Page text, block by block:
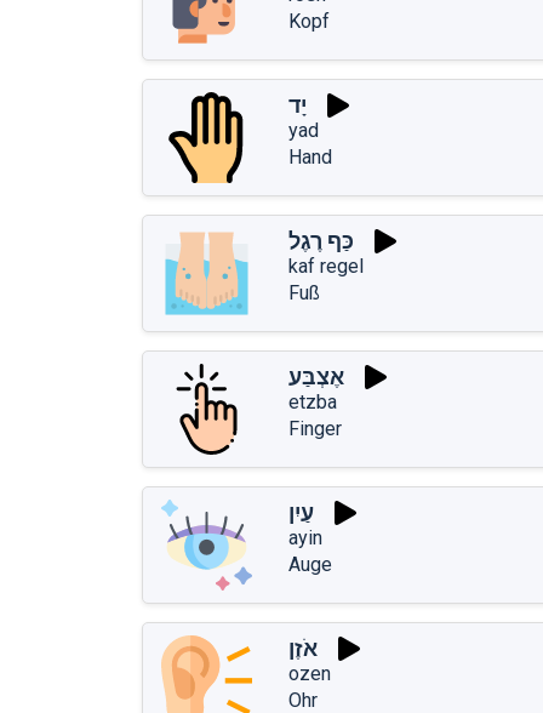
Kopf
יָד
yad
Hand
כַּף רֶגֶל
kaf regel
Fuß
אֶצְבַּע
etzba
Finger
עַיִן
ayin
Auge
אֹזֶן
ozen
Ohr